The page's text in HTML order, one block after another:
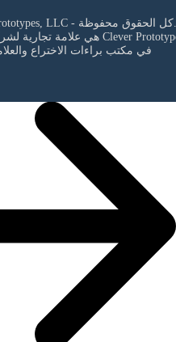
© 2026 - Clever Prototypes, LLC - كل الحقوق محفوظة.
StoryboardThat هي علامة تجارية لشركة Clever